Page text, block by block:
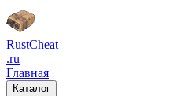
RustCheat
.ru
Главная
Каталог